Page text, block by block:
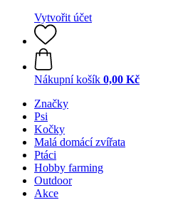
Vytvořit účet
Nákupní košík 0,00 Kč
Značky
Psi
Kočky
Malá domácí zvířata
Ptáci
Hobby farming
Outdoor
Akce